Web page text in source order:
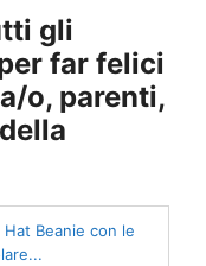
gli
far felici
o, parenti,
Beanie con le